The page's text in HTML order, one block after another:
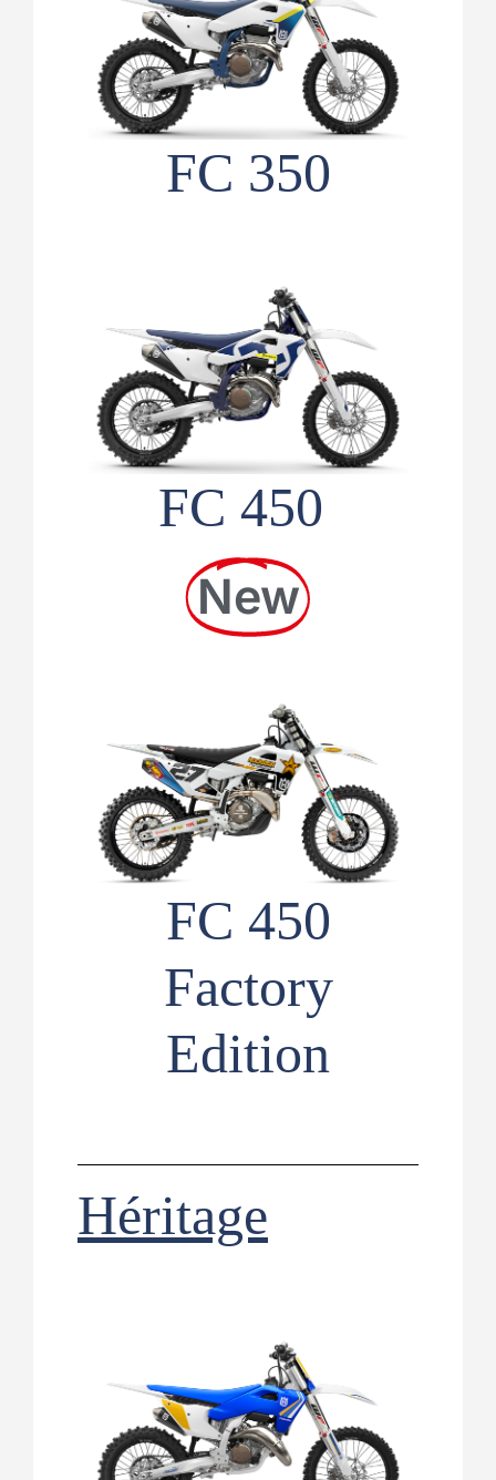
FC 350
FC 450
New
FC 450
Factory
Edition
Héritage